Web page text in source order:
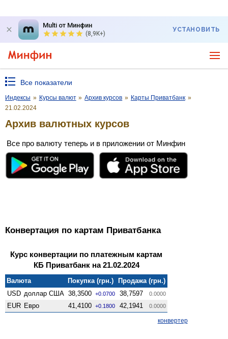
Multi от Минфин
(8,9K+)
УСТАНОВИТЬ
Все показатели
Индексы » Курсы валют » Архив курсов » Карты Приватбанк »
21.02.2024
Архив валютных курсов
Все про валюту теперь и в приложении от Минфин
Конвертация по картам Приватбанка
Курс конвертации по платежным картам
КБ Приватбанк на 21.02.2024
Валюта Покупка (грн.)
Продажа (грн.)
USD доллар США 38,3500 +0.0700 38,7597 0.0000
EUR Евро 41,4100 +0.1800 42,1941 0.0000
конвертер